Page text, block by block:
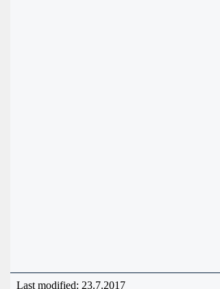
Last modified: 23.7.2017